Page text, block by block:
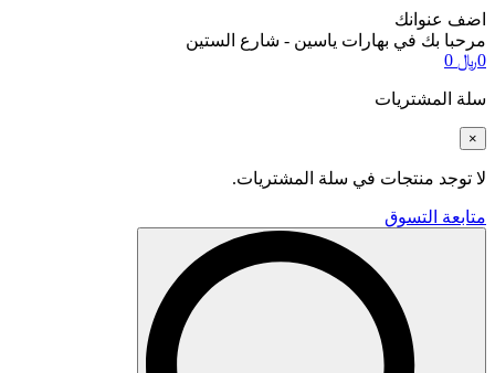
اضف عنوانك
مرحبا بك في بهارات ياسين - شارع الستين
0﷼ 0
سلة المشتريات
×
لا توجد منتجات في سلة المشتريات.
متابعة التسوق